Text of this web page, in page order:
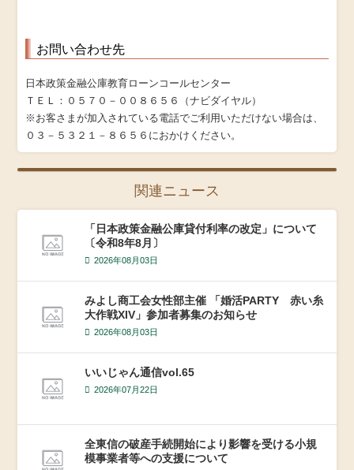
お問い合わせ先
日本政策金融公庫教育ローンコールセンター
ＴＥＬ：０５７０－００８６５６（ナビダイヤル）
※お客さまが加入されている電話でご利用いただけない場合は、
０３－５３２１－８６５６におかけください。
関連ニュース
「日本政策金融公庫貸付利率の改定」について
〔令和8年8月〕
2026年08月03日
みよし商工会女性部主催 「婚活PARTY 赤い糸
大作戦XIV」参加者募集のお知らせ
2026年08月03日
いいじゃん通信vol.65
2026年07月22日
全東信の破産手続開始により影響を受ける小規
模事業者等への支援について